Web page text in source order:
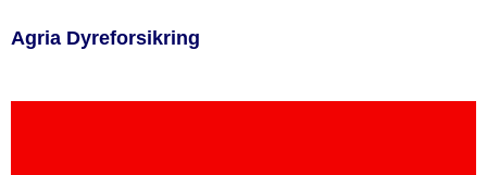
Agria Dyreforsikring